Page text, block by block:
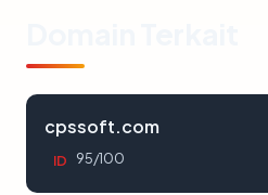
cpssoft.com
ID 95/100